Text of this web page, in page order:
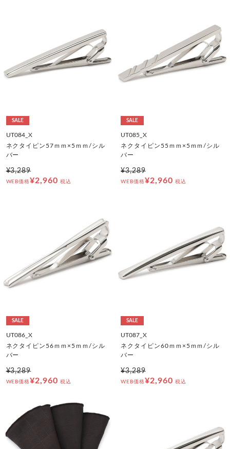
SALE
UT084_X
ネクタイピン57ｍｍ×5ｍｍ/シル
バー
¥3,289
WEB価格¥2,960 税込
SALE
UT085_X
ネクタイピン55ｍｍ×5ｍｍ/シル
バー
¥3,289
WEB価格¥2,960 税込
SALE
UT086_X
ネクタイピン56ｍｍ×5ｍｍ/シル
バー
¥3,289
WEB価格¥2,960 税込
SALE
UT087_X
ネクタイピン60ｍｍ×5ｍｍ/シル
バー
¥3,289
WEB価格¥2,960 税込